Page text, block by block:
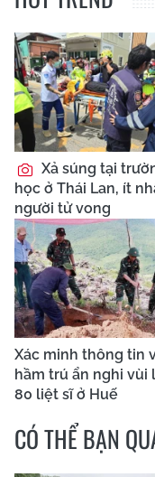
Xả súng tại
học ở Thái Lan, ít
người tử vong
Xác minh thông tin
hầm trú ẩn nghi vùi
80 liệt sĩ ở Huế
CÓ THỂ BẠN